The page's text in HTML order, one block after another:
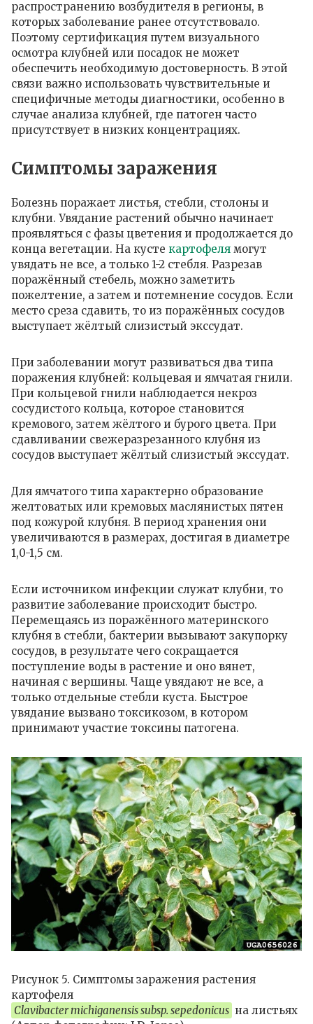
распространению возбудителя в регионы, в
которых заболевание ранее отсутствовало.
Поэтому сертификация путем визуального
осмотра клубней или посадок не может
обеспечить необходимую достоверность. В этой
связи важно использовать чувствительные и
специфичные методы диагностики, особенно в
случае анализа клубней, где патоген часто
присутствует в низких концентрациях.
Симптомы заражения
Болезнь поражает листья, стебли, столоны и
клубни. Увядание растений обычно начинает
проявляться с фазы цветения и продолжается до
конца вегетации. На кусте картофеля могут
увядать не все, а только 1-2 стебля. Разрезав
поражённый стебель, можно заметить
пожелтение, а затем и потемнение сосудов. Если
место среза сдавить, то из поражённых сосудов
выступает жёлтый слизистый экссудат.
При заболевании могут развиваться два типа
поражения клубней: кольцевая и ямчатая гнили.
При кольцевой гнили наблюдается некроз
сосудистого кольца, которое становится
кремового, затем жёлтого и бурого цвета. При
сдавливании свежеразрезанного клубня из
сосудов выступает жёлтый слизистый экссудат.
Для ямчатого типа характерно образование
желтоватых или кремовых маслянистых пятен
под кожурой клубня. В период хранения они
увеличиваются в размерах, достигая в диаметре
1,0-1,5 см.
Если источником инфекции служат клубни, то
развитие заболевание происходит быстро.
Перемещаясь из поражённого материнского
клубня в стебли, бактерии вызывают закупорку
сосудов, в результате чего сокращается
поступление воды в растение и оно вянет,
начиная с вершины. Чаще увядают не все, а
только отдельные стебли куста. Быстрое
увядание вызвано токсикозом, в котором
принимают участие токсины патогена.
Рисунок 5. Симптомы заражения растения
картофеля
Clavibacter michiganensis subsp. sepedonicus на листьях